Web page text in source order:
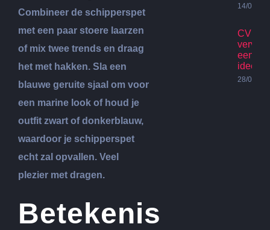
Combineer de schipperspet
met een paar stoere laarzen
of mix twee trends en draag
het met hakken. Sla een
blauwe geruite sjaal om voor
een marine look of houd je
outfit zwart of donkerblauw,
waardoor je schipperspet
echt zal opvallen. Veel
plezier met dragen.
Betekenis
14/07/
CV
een
idee?
28/06/